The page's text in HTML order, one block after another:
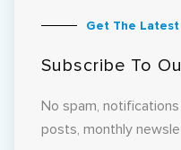
Get The
Subscribe To
No spam,
posts, monthly